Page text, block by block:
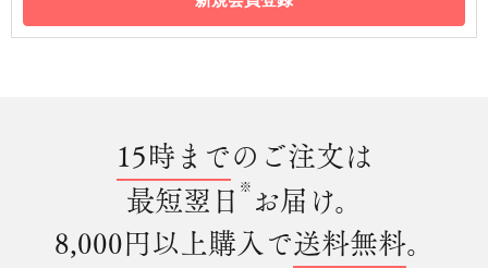
15時までのご注文は
最短翌日 ※ お届け。
8,000円以上購入で送料無料。